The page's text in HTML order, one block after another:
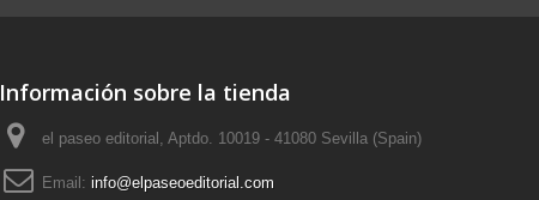
Información sobre la tienda
el paseo editorial, Aptdo. 10019 - 41080 Sevilla (Spain)
Email: info@elpaseoeditorial.com